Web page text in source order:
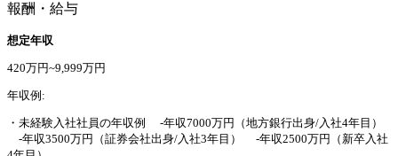
報酬・給与
想定年収
420万円~9,999万円
年収例:
・未経験入社社員の年収例 -年収7000万円（地方銀行出身/入社4年目）
-年収3500万円（証券会社出身/入社3年目） -年収2500万円（新卒入社